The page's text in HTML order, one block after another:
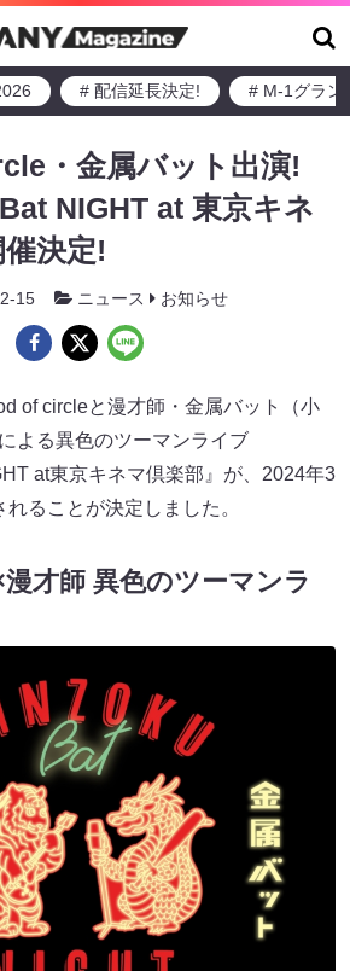
# 配信延長決定! # M-1グラン
・金属バット出演!
NIGHT at 東京キネ
決定!
15 ニュース お知らせ
of circleと漫才師・金属バット（小
よる異色のツーマンライブ
at東京キネマ倶楽部』が、2024年3
ることが決定しました。
才師 異色のツーマンラ